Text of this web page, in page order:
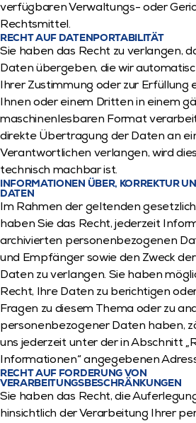
verfügbaren Verwaltungs- oder
Rechtsmittel.
RECHT AUF DATENPORTABILITÄT
Sie haben das Recht zu verlangen,
Daten übergeben, die wir
Ihrer Zustimmung oder zur Erfüllung
Ihnen oder einem Dritten in einem
maschinenlesbaren Format
direkte Übertragung der Daten an
Verantwortlichen verlangen, wird
technisch machbar ist.
INFORMATIONEN ÜBER, KORREKTUR
DATEN
Im Rahmen der geltenden
haben Sie das Recht, jederzeit
archivierten personenbezogenen
und Empfänger sowie den Zweck
Daten zu verlangen. Sie haben
Recht, Ihre Daten zu berichtigen
Fragen zu diesem Thema oder zu
personenbezogener Daten haben,
uns jederzeit unter der in Abschnitt
Informationen“ angegebenen
RECHT AUF FORDERUNG VON
VERARBEITUNGSBESCHRÄNKUNGEN
Sie haben das Recht, die
hinsichtlich der Verarbeitung Ihrer